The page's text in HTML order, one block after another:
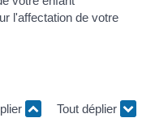
l'affectation de votre
Tout déplier